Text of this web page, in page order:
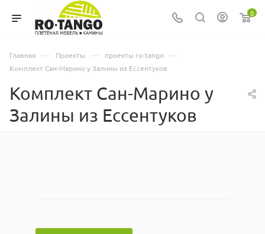
0
Главная — Проекты — проекты ro-tango —
Комплект Сан-Марино у Залины из Ессентуков
Комплект Сан-Марино у
Залины из Ессентуков